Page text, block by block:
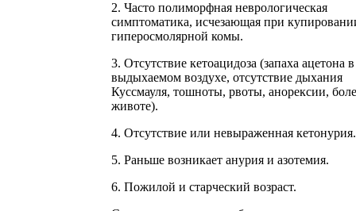
2. Часто полиморфная неврологическая
симптоматика, исчезающая при
гиперосмолярной комы.
3. Отсутствие кетоацидоза (запаха ацетона в
выдыхаемом воздухе, отсутствие дыхания
Куссмауля, тошноты, рвоты, анорексии,
животе).
4. Отсутствие или невыраженная кетонурия.
5. Раньше возникает анурия и азотемия.
6. Пожилой и старческий возраст.